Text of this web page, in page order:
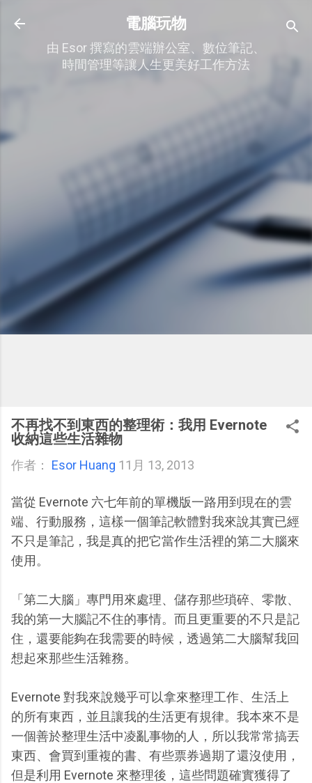
跳到主要內容
電腦玩物
由 Esor 撰寫的雲端辦公室、數位筆記、
時間管理等讓人生更美好工作方法
不再找不到東西的整理術：我用 Evernote
收納這些生活雜物
作者： Esor Huang 11月 13, 2013
當從 Evernote 六七年前的單機版一路用到現在的雲
端、行動服務，這樣一個筆記軟體對我來說其實已經
不只是筆記，我是真的把它當作生活裡的第二大腦來
使用。
「第二大腦」專門用來處理、儲存那些瑣碎、零散、
我的第一大腦記不住的事情。而且更重要的不只是記
住，還要能夠在我需要的時候，透過第二大腦幫我回
想起來那些生活雜務。
Evernote 對我來說幾乎可以拿來整理工作、生活上
的所有東西，並且讓我的生活更有規律。我本來不是
一個善於整理生活中凌亂事物的人，所以我常常搞丟
東西、會買到重複的書、有些票券過期了還沒使用，
但是利用 Evernote 來整理後，這些問題確實獲得了